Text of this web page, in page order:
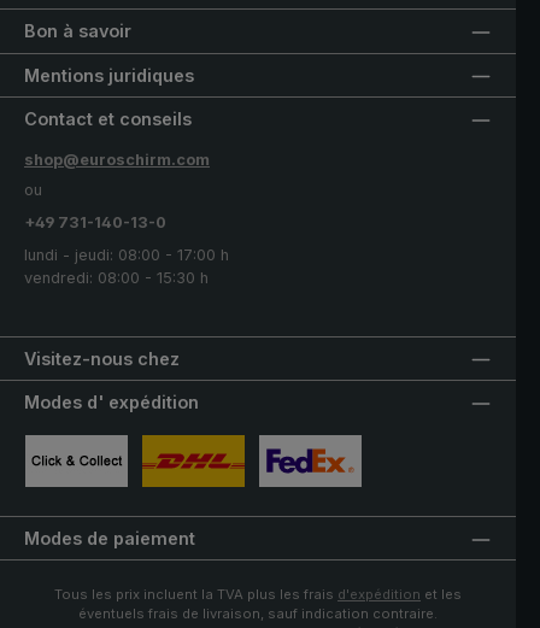
Bon à savoir
Mentions juridiques
Visitez-nous chez
Contact et conseils
shop@euroschirm.com
ou
+49 731-140-13-0
lundi - jeudi: 08:00 - 17:00 h
vendredi: 08:00 - 15:30 h
Modes d' expédition
Modes de paiement
Tous les prix incluent la TVA plus les frais d'expédition et les
éventuels frais de livraison, sauf indication contraire.